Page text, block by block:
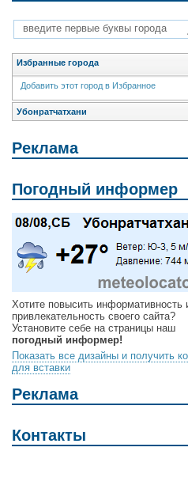
Избранные города
Добавить этот город в Избранное
Убонратчатхани
Реклама
Погодный информер
Хотите повысить информативность
привлекательность своего сайта?
Установите себе на страницы наш
погодный информер!
Показать все дизайны и получить
для вставки
Реклама
Контакты